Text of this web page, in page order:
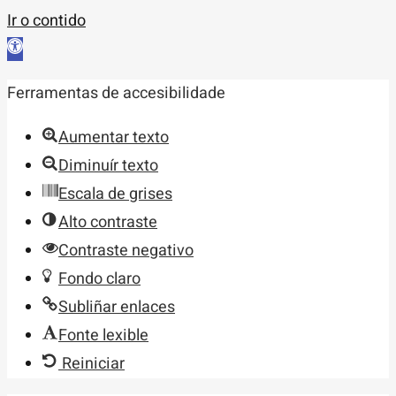
Ir o contido
Abrir
de
ferramentas
Ferramentas de accesibilidade
Aumentar texto
Diminuír texto
Escala de grises
Alto contraste
Contraste negativo
Fondo claro
Subliñar enlaces
Fonte lexible
Reiniciar